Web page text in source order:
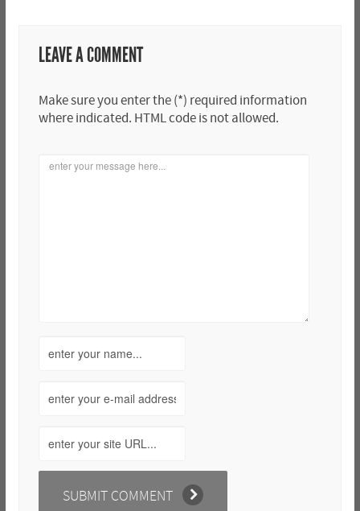
LEAVE A COMMENT
Make sure you enter the (*) required information
where indicated. HTML code is not allowed.